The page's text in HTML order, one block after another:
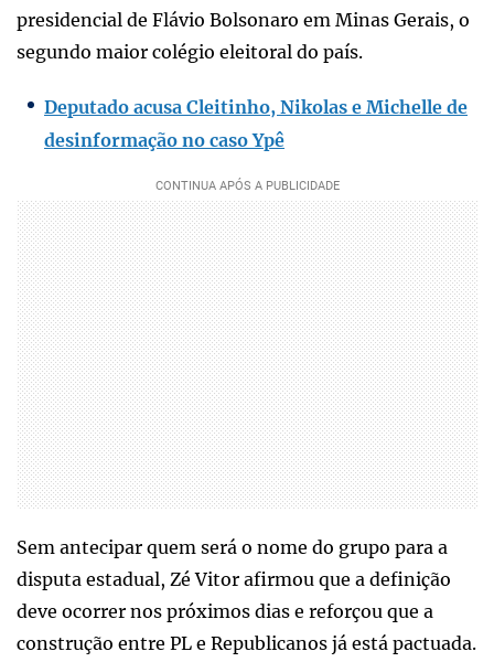
presidencial de Flávio Bolsonaro em Minas Gerais, o
segundo maior colégio eleitoral do país.
Deputado acusa Cleitinho, Nikolas e Michelle de
desinformação no caso Ypê
Sem antecipar quem será o nome do grupo para a
disputa estadual, Zé Vitor afirmou que a definição
deve ocorrer nos próximos dias e reforçou que a
construção entre PL e Republicanos já está pactuada.